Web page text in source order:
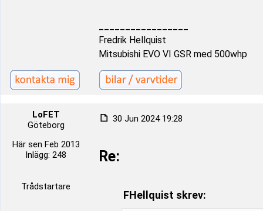
Fredrik Hellquist
Mitsubishi EVO VI GSR med 500whp
LoFET
Göteborg
Här sen Feb 2013
Inlägg: 248
Trådstartare
30 Jun 2024 19:28
Re:
FHellquist skrev: